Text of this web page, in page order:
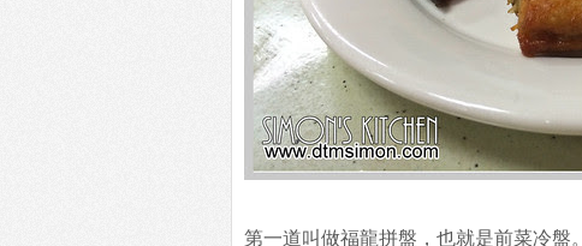
第一道叫做福龍拼盤，也就是前菜冷盤。